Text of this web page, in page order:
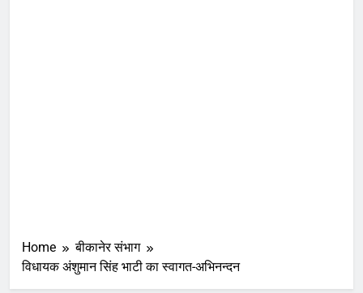
Home
बीकानेर संभाग
विधायक अंशुमान सिंह भाटी का स्वागत-अभिनन्दन